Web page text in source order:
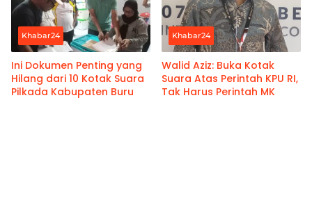
Khabar24
Ini Dokumen Penting yang
Hilang dari 10 Kotak Suara
Pilkada Kabupaten Buru
Khabar24
Walid Aziz: Buka Kotak
Suara Atas Perintah KPU RI,
Tak Harus Perintah MK